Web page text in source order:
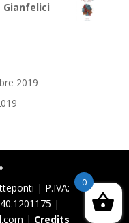
Gianfelici
2019
| P.IVA:
|
| Credits
0